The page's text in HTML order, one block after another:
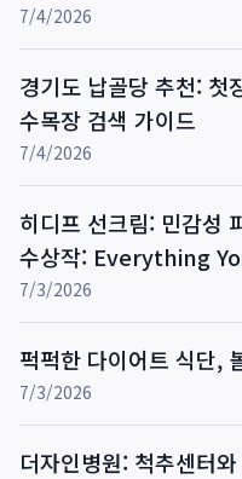
7/4/2026
경기도 납골당 추천: 첫
수목장 검색 가이드
7/4/2026
히디프 선크림: 민감성
수상작: Everything
7/3/2026
퍽퍽한 다이어트 식단,
7/3/2026
더자인병원: 척추센터